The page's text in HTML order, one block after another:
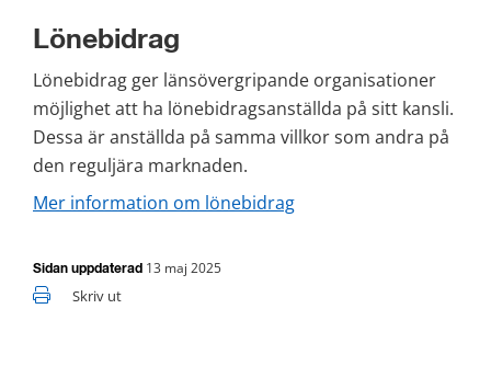
Lönebidrag
Lönebidrag ger länsövergripande organisationer
möjlighet att ha lönebidragsanställda på sitt kansli.
Dessa är anställda på samma villkor som andra på
den reguljära marknaden.
Mer information om lönebidrag
Sidan uppdaterad 13 maj 2025
Skriv ut